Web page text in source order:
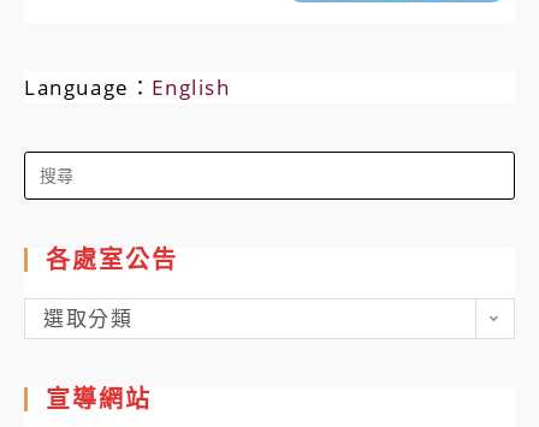
Language： English
Search
for:
各處室公告
各
處
公
選取分類
宣導網站